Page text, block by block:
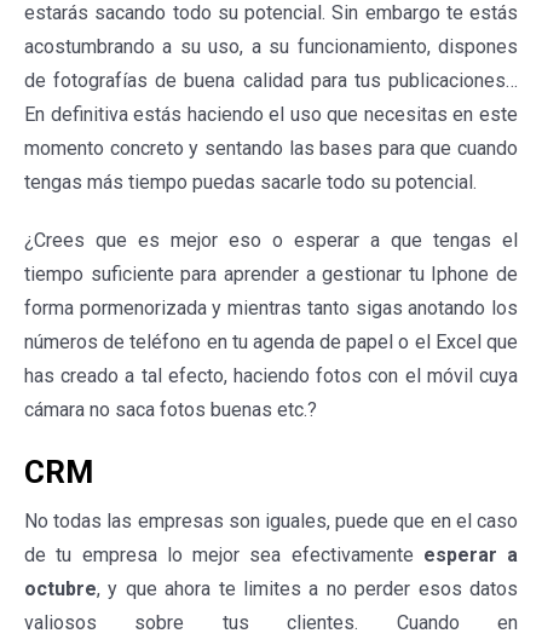
estarás sacando todo su potencial. Sin embargo te estás
acostumbrando a su uso, a su funcionamiento, dispones
de fotografías de buena calidad para tus publicaciones…
En definitiva estás haciendo el uso que necesitas en este
momento concreto y sentando las bases para que cuando
tengas más tiempo puedas sacarle todo su potencial.
¿Crees que es mejor eso o esperar a que tengas el
tiempo suficiente para aprender a gestionar tu Iphone de
forma pormenorizada y mientras tanto sigas anotando los
números de teléfono en tu agenda de papel o el Excel que
has creado a tal efecto, haciendo fotos con el móvil cuya
cámara no saca fotos buenas etc.?
CRM
No todas las empresas son iguales, puede que en el caso
de tu empresa lo mejor sea efectivamente esperar a
octubre, y que ahora te limites a no perder esos datos
valiosos sobre tus clientes. Cuando en